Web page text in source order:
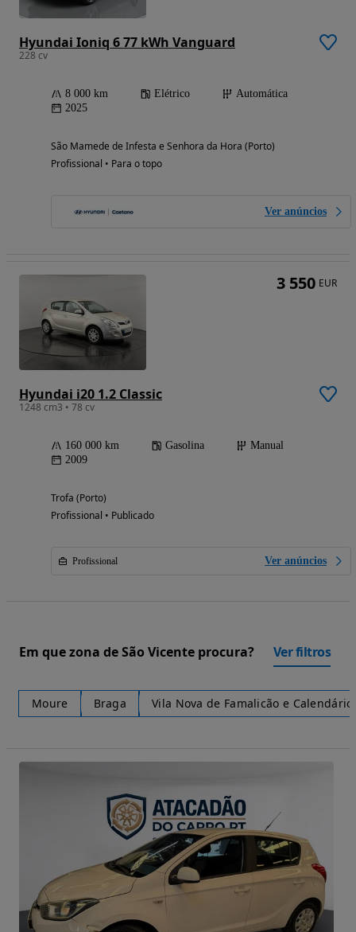
Hyundai Ioniq 6 77 kWh Vanguard
228 cv
8 000 km Elétrico
Automática
2025
São Mamede de Infesta e Senhora da Hora (Porto)
Profissional • Para o topo
Ver anúncios
Hyundai i20 1.2 Classic
1248 cm3 • 78 cv
160 000 km Gasolina
Manual
2009
Trofa (Porto)
Profissional • Publicado
Profissional Ver anúncios
3 550 EUR
Em que zona de São Vicente procura? Ver filtros
Moure Braga Vila Nova de Famalicão e Calendário